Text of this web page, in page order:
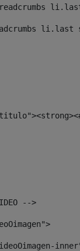
li.last
-->